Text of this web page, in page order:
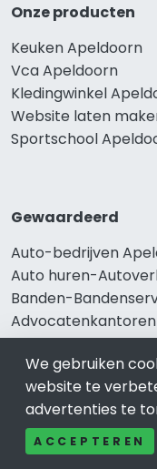
Onze producten
Keuken Apeldoorn
Vca Apeldoorn
Kledingwinkel
Website laten
Sportschool
Gewaardeerd
Auto-bedrijven
Auto huren-
Banden-
Slotenmaker
Woningruil Apeldoorn
We gebruiken
website te
advertenties te
ACCEPTEREN